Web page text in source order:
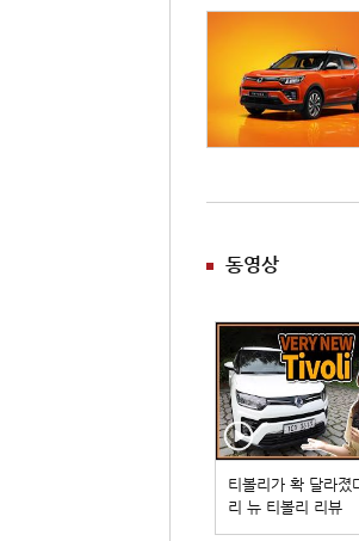
동영상
티볼리가 확 달라졌
리 뉴 티볼리 리뷰